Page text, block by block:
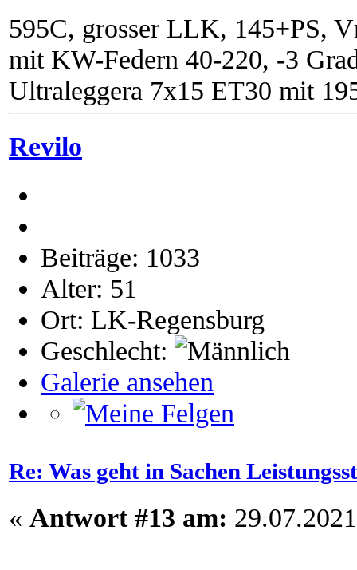
595C, grosser LLK, 145+PS,
mit KW-Federn 40-220, -3
Ultraleggera 7x15 ET30 mit
Revilo
Beiträge: 1033
Alter: 51
Ort: LK-Regensburg
Geschlecht:
Galerie ansehen
Re: Was geht in Sachen
« Antwort #13 am: